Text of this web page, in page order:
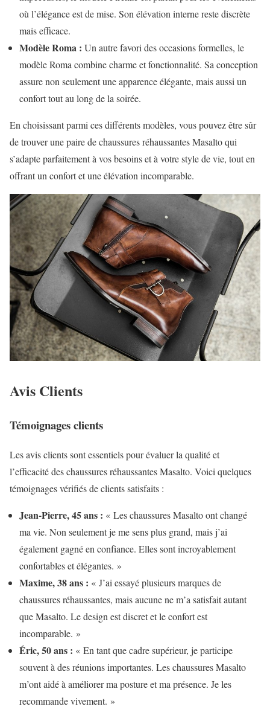
où l’élégance est de mise. Son élévation interne reste discrète
mais efficace.
Modèle Roma : Un autre favori des occasions formelles, le
modèle Roma combine charme et fonctionnalité. Sa conception
assure non seulement une apparence élégante, mais aussi un
confort tout au long de la soirée.
En choisissant parmi ces différents modèles, vous pouvez être sûr
de trouver une paire de chaussures réhaussantes Masalto qui
s’adapte parfaitement à vos besoins et à votre style de vie, tout en
offrant un confort et une élévation incomparable.
Avis Clients
Témoignages clients
Les avis clients sont essentiels pour évaluer la qualité et
l’efficacité des chaussures réhaussantes Masalto. Voici quelques
témoignages vérifiés de clients satisfaits :
Jean-Pierre, 45 ans : « Les chaussures Masalto ont changé
ma vie. Non seulement je me sens plus grand, mais j’ai
également gagné en confiance. Elles sont incroyablement
confortables et élégantes. »
Maxime, 38 ans : « J’ai essayé plusieurs marques de
chaussures réhaussantes, mais aucune ne m’a satisfait autant
que Masalto. Le design est discret et le confort est
incomparable. »
Éric, 50 ans : « En tant que cadre supérieur, je participe
souvent à des réunions importantes. Les chaussures Masalto
m’ont aidé à améliorer ma posture et ma présence. Je les
recommande vivement. »